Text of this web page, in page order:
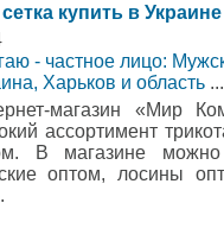
купить в Украине
- частное лицо:
Харьков и область ...
магазин «Мир
ассортимент
В магазине можно
оптом, лосины